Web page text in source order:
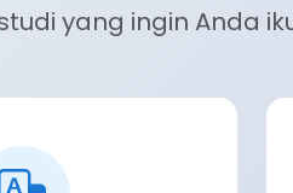
yang ingin Anda